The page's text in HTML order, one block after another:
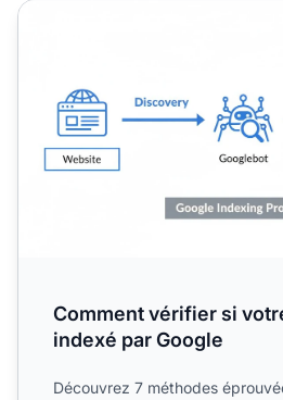
Comment vérifier si votre site
Comment vérifier si
indexé par Google
Découvrez 7 méthodes